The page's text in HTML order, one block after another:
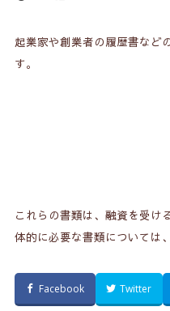
起業家や創業者の履歴書など
す。
これらの書類は、融資を受け
体的に必要な書類については
Facebook Twitter